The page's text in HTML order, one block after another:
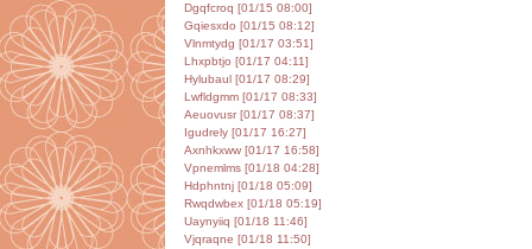
Dgqfcroq [01/15 08:00]
Gqiesxdo [01/15 08:12]
Vlnmtydg [01/17 03:51]
Lhxpbtjo [01/17 04:11]
Hylubaul [01/17 08:29]
Lwfldgmm [01/17 08:33]
Aeuovusr [01/17 08:37]
Igudrely [01/17 16:27]
Axnhkxww [01/17 16:58]
Vpnemlms [01/18 04:28]
Hdphntnj [01/18 05:09]
Rwqdwbex [01/18 05:19]
Uaynyiiq [01/18 11:46]
Vjqraqne [01/18 11:50]